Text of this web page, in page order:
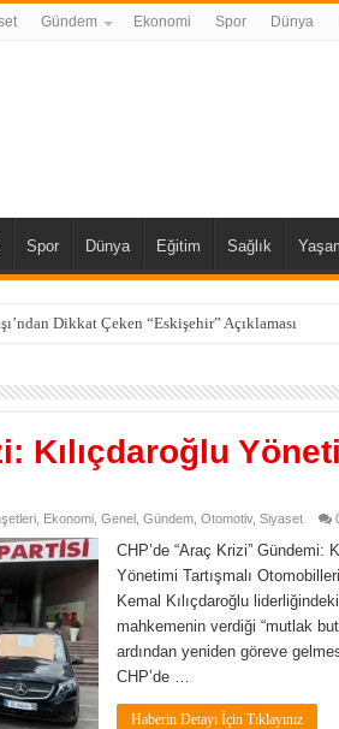
Gündem Ekonomi Spor Dünya
Spor Dünya Eğitim Sağlık
Değiştirecek İmza! Türkiye, Suudi Arabistan ve
Kılıçdaroğlu
, Ekonomi, Genel, Gündem, Otomotiv, Siyaset
CHP’de “Araç Krizi” Gündemi:
Yönetimi Tartışmalı
Kemal Kılıçdaroğlu
mahkemenin verdiği “mutlak
ardından yeniden göreve
CHP’de …
Haberin Detayı İçin Tıklayınız